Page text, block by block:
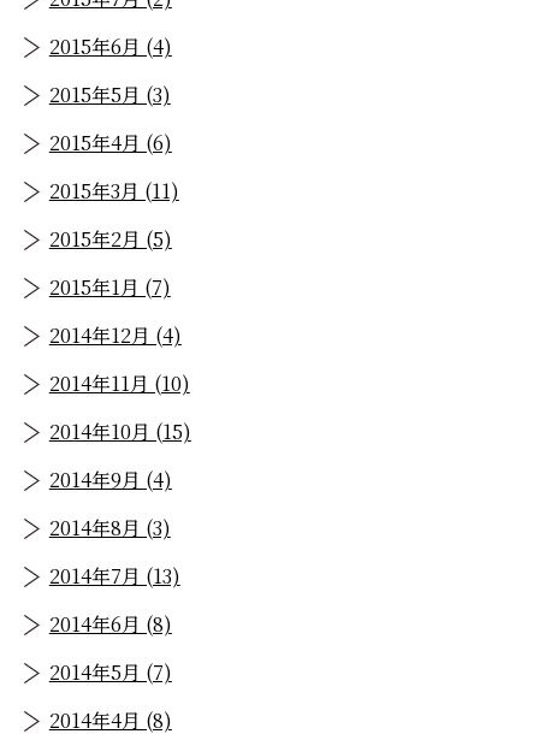
2015年6月 (4)
2015年5月 (3)
2015年4月 (6)
2015年3月 (11)
2015年2月 (5)
2015年1月 (7)
2014年12月 (4)
2014年11月 (10)
2014年10月 (15)
2014年9月 (4)
2014年8月 (3)
2014年7月 (13)
2014年6月 (8)
2014年5月 (7)
2014年4月 (8)